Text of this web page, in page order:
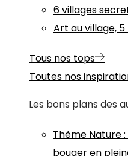
6 villages
Art au village,
Tous nos tops
Toutes nos
Les bons plans des
Thème Nature:
bouger en